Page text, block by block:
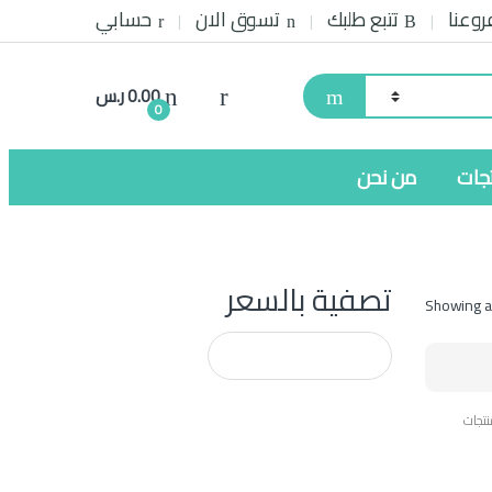
تتبع طلبك تسوق الان حسابي
0
0.00ر.س
من نحن
Showing تصفية بالسعر